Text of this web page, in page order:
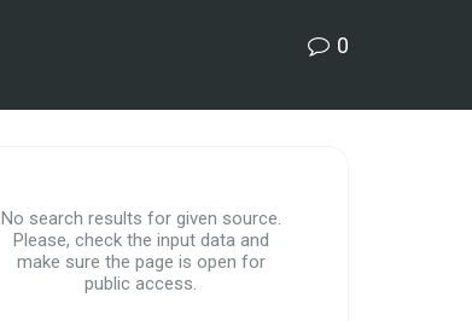
0
No search results for given source.
Please, check the input data and
make sure the page is open for
public access.